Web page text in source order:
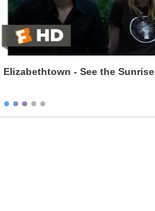
Elizabethtown - See the Sunrise